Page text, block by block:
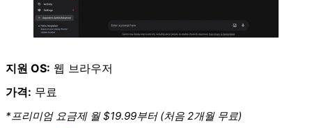
지원 OS: 웹 브라우저
가격: 무료
*프리미엄 요금제 월 $19.99부터 (처음 2개월 무료)